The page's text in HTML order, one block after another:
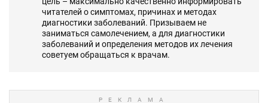
читателей о симптомах, причинах и методах
диагностики заболеваний. Призываем не
заниматься самолечением, а для диагностики
заболеваний и определения методов их лечения
советуем обращаться к врачам.